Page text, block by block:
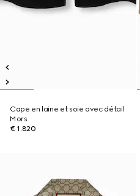
Cape en laine et soie avec détail
Mors
€ 1.820